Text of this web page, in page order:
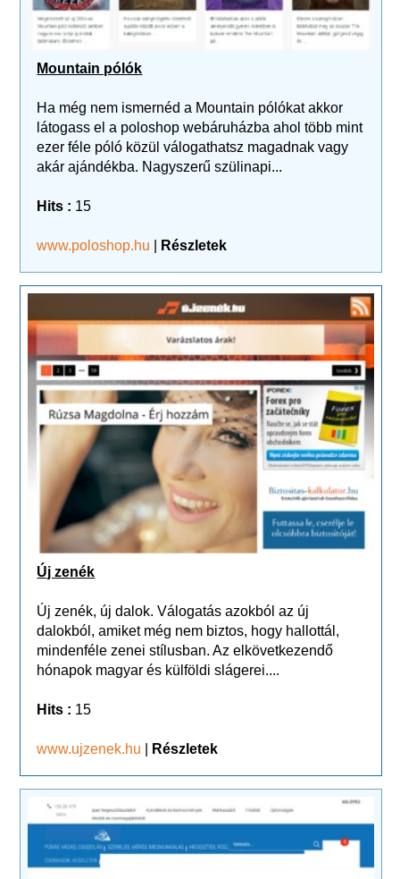
Mountain pólók
Ha még nem ismernéd a Mountain pólókat akkor
látogass el a poloshop webáruházba ahol több mint
ezer féle póló közül válogathatsz magadnak vagy
akár ajándékba. Nagyszerű szülinapi...
Hits : 15
www.poloshop.hu Részletek
Új zenék
Új zenék, új dalok. Válogatás azokból az új
dalokból, amiket még nem biztos, hogy hallottál,
mindenféle zenei stílusban. Az elkövetkezendő
hónapok magyar és külföldi slágerei....
Hits : 15
www.ujzenek.hu Részletek